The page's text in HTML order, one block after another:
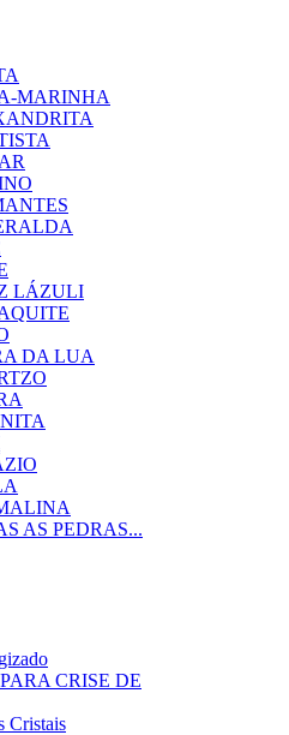
MARINHA
LÁZULI
DA LUA
AS PEDRAS...
CRISE DE
Cristais